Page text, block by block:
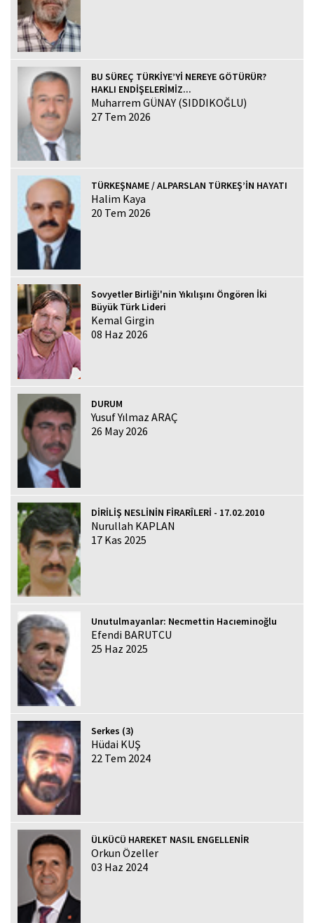
BU SÜREÇ TÜRKİYE’Yİ NEREYE GÖTÜRÜR?
HAKLI ENDİŞELERİMİZ...
Muharrem GÜNAY (SIDDIKOĞLU)
27 Tem 2026
TÜRKEŞNAME / ALPARSLAN TÜRKEŞ’İN HAYATI
Halim Kaya
20 Tem 2026
Sovyetler Birliği'nin Yıkılışını Öngören İki
Büyük Türk Lideri
Kemal Girgin
08 Haz 2026
DURUM
Yusuf Yılmaz ARAÇ
26 May 2026
DİRİLİŞ NESLİNİN FİRARÎLERİ - 17.02.2010
Nurullah KAPLAN
17 Kas 2025
Unutulmayanlar: Necmettin Hacıeminoğlu
Efendi BARUTCU
25 Haz 2025
Serkes (3)
Hüdai KUŞ
22 Tem 2024
ÜLKÜCÜ HAREKET NASIL ENGELLENİR
Orkun Özeller
03 Haz 2024